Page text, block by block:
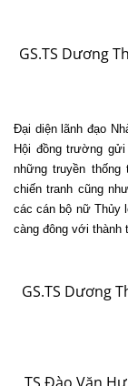
GS.TS Dương
Đại diện lãnh đạo
Hội đồng trường
những truyền
chiến tranh cũng
các cán bộ nữ Thủy
càng đông với thành
GS.TS Dương